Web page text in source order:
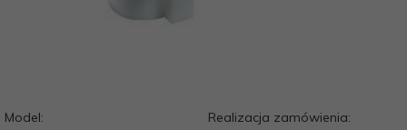
Model:
Realizacja zamówienia: